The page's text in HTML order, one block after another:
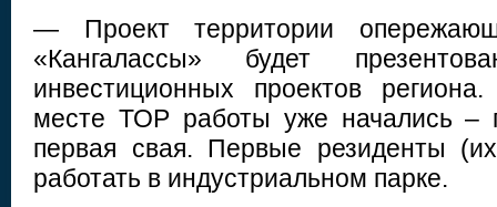
— Проект территории
«Кангалассы» будет
инвестиционных проектов
месте ТОР работы уже начались –
первая свая. Первые резиденты
работать в индустриальном парке.